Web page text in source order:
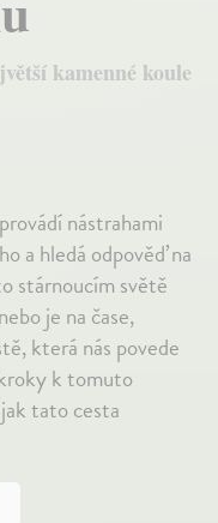
kamenné koule
nástrahami
a hledá odpověď na
stárnoucím světě
je na čase,
která nás povede
k tomuto
tato cesta